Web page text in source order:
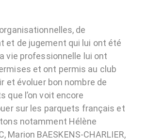
de
et de jugement qui lui ont été
vie professionnelle lui ont
et ont permis au club
et évoluer bon nombre de
que l’on voit encore
sur les parquets français et
notamment Hélène
Marion BAESKENS-CHARLIER,